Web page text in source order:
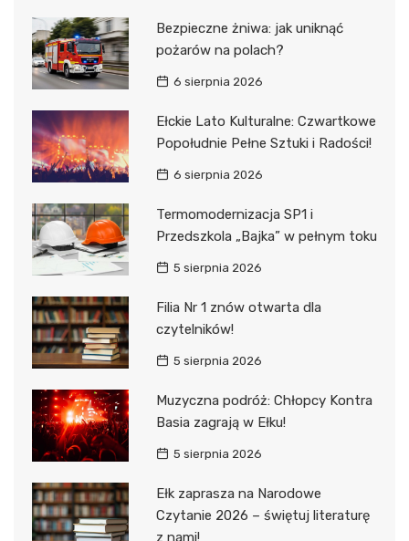
Bezpieczne żniwa: jak uniknąć
pożarów na polach?
6 sierpnia 2026
Ełckie Lato Kulturalne: Czwartkowe
Popołudnie Pełne Sztuki i Radości!
6 sierpnia 2026
Termomodernizacja SP1 i
Przedszkola „Bajka” w pełnym toku
5 sierpnia 2026
Filia Nr 1 znów otwarta dla
czytelników!
5 sierpnia 2026
Muzyczna podróż: Chłopcy Kontra
Basia zagrają w Ełku!
5 sierpnia 2026
Ełk zaprasza na Narodowe
Czytanie 2026 – świętuj literaturę
z nami!